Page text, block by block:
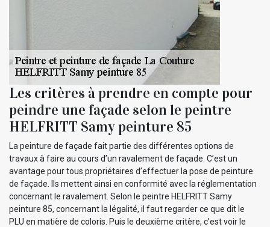
Les critères à prendre en compte pour
peindre une façade selon le peintre
HELFRITT Samy peinture 85
La peinture de façade fait partie des différentes options de
travaux à faire au cours d’un ravalement de façade. C’est un
avantage pour tous propriétaires d’effectuer la pose de peinture
de façade. Ils mettent ainsi en conformité avec la réglementation
concernant le ravalement. Selon le peintre HELFRITT Samy
peinture 85, concernant la légalité, il faut regarder ce que dit le
PLU en matière de coloris. Puis le deuxième critère, c’est voir le